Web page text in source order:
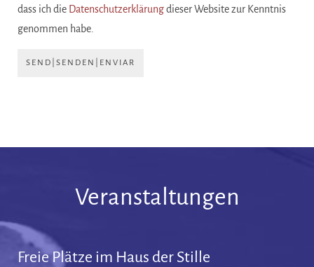
dass ich die Datenschutzerklärungdieser Website zur Kenntnis
genommen habe.
SEND|SENDEN|ENVIAR
Veranstaltungen
Freie Plätze im Haus der Stille